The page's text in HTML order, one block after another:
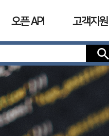
오픈 API 고객지원
검색